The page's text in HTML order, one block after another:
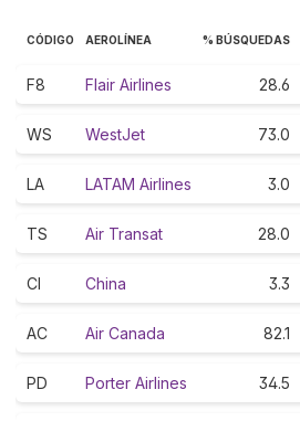
CÓDIGO AEROLÍNEA % BÚSQUEDAS
F8 Flair Airlines 28.6
WS WestJet 73.0
LA LATAM Airlines 3.0
TS Air Transat 28.0
CI China 3.3
AC Air Canada 82.1
PD Porter Airlines 34.5